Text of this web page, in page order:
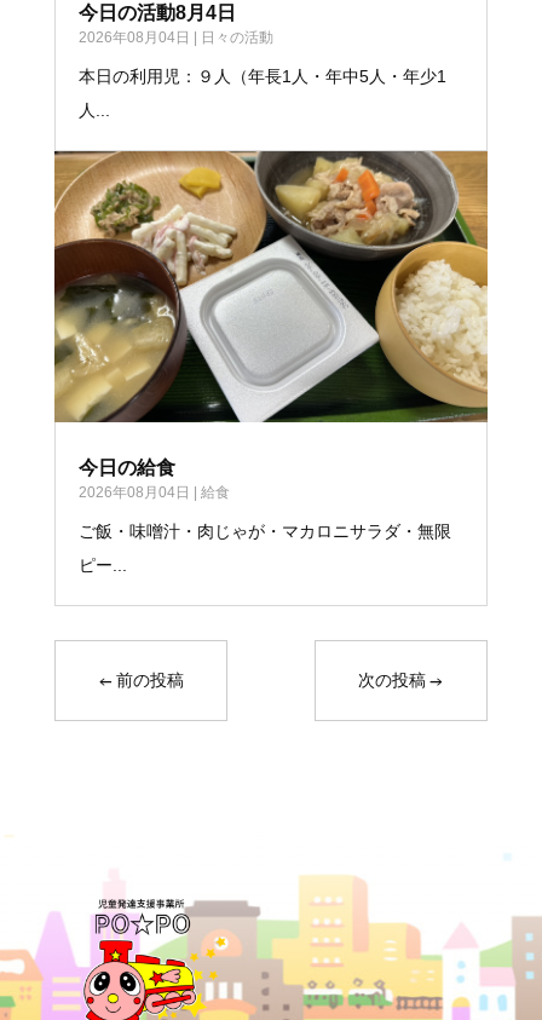
今日の活動8月4日
2026年08月04日 日々の活動
本日の利用児：９人（年長1人・年中5人・年少1
人...
今日の給食
2026年08月04日 給食
ご飯・味噌汁・肉じゃが・マカロニサラダ・無限
ピー...
←前の投稿 次の投稿→